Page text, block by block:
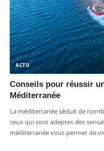
ACTU
Conseils pour réussir
Méditerranée
La méditerranée séduit de
ceux qui sont adeptes des
méditerranée vous permet de